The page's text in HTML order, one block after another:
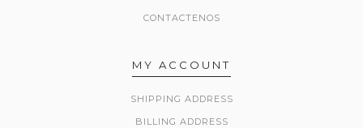
CONTACTENOS
MY ACCOUNT
SHIPPING ADDRESS
BILLING ADDRESS